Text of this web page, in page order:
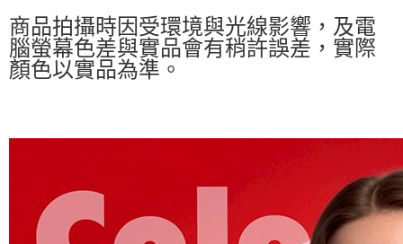
商品拍攝時因受環境與光線影響，及電
腦螢幕色差與實品會有稍許誤差，實際
顏色以實品為準。